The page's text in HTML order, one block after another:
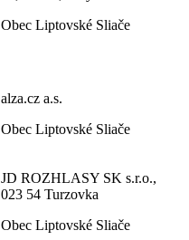
Obec Liptovské Sliače
alza.cz a.s.
Obec Liptovské Sliače
JD ROZHLASY SK s.r.o.,
023 54 Turzovka
Obec Liptovské Sliače